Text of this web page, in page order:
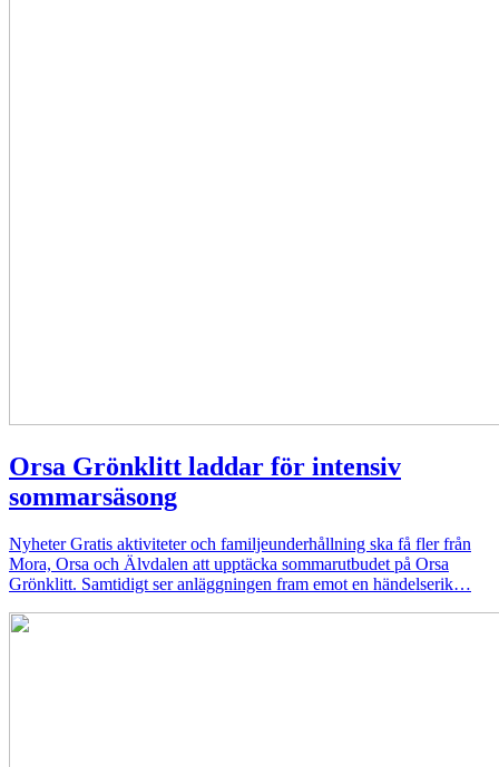
Orsa Grönklitt laddar för intensiv
sommarsäsong
Nyheter Gratis aktiviteter och familjeunderhållning ska få fler från
Mora, Orsa och Älvdalen att upptäcka sommarutbudet på Orsa
Grönklitt. Samtidigt ser anläggningen fram emot en händelserik…